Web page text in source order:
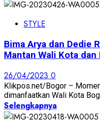
STYLE
Bima Arya dan Dedie
Mantan Wali Kota dan
26/04/2023 0
Klikpos.net/Bogor –
dimanfaatkan Wali Kota
Selengkapnya